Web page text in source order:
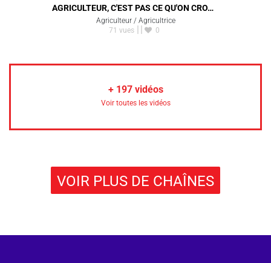
AGRICULTEUR, C'EST PAS CE QU'ON CRO…
Agriculteur / Agricultrice
71 vues
0
+ 197vidéos
Voir toutes les vidéos
VOIR PLUS DE CHAÎNES